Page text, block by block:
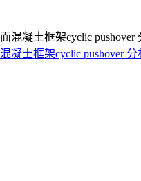
凝土框架cyclic pushover 分